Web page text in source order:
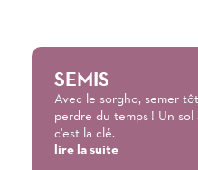
SEMIS
Avec le sorgho, semer
perdre du temps ! Un sol
c'est la clé.
lire la suite